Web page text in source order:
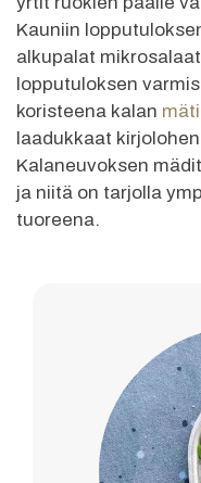
Kauniin
alkupalat
lopputuloksen
koristeena kalan
laadukkaat
Kalaneuvoksen
ja niitä on tarjolla
tuoreena.